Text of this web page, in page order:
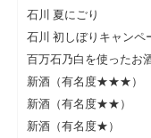
石川 夏にごり
石川 初しぼりキャンペ
百万石乃白を使ったお
新酒（有名度★★★）
新酒（有名度★★）
新酒（有名度★）